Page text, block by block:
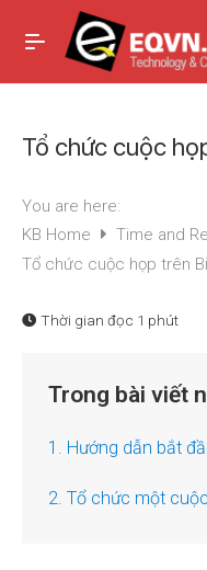
Tổ chức cuộc
You are here:
KB Home
Time and
Tổ chức cuộc họp trên
Thời gian đọc 1 phút
Trong bài viết
1. Hướng dẫn bắt
2. Tổ chức một